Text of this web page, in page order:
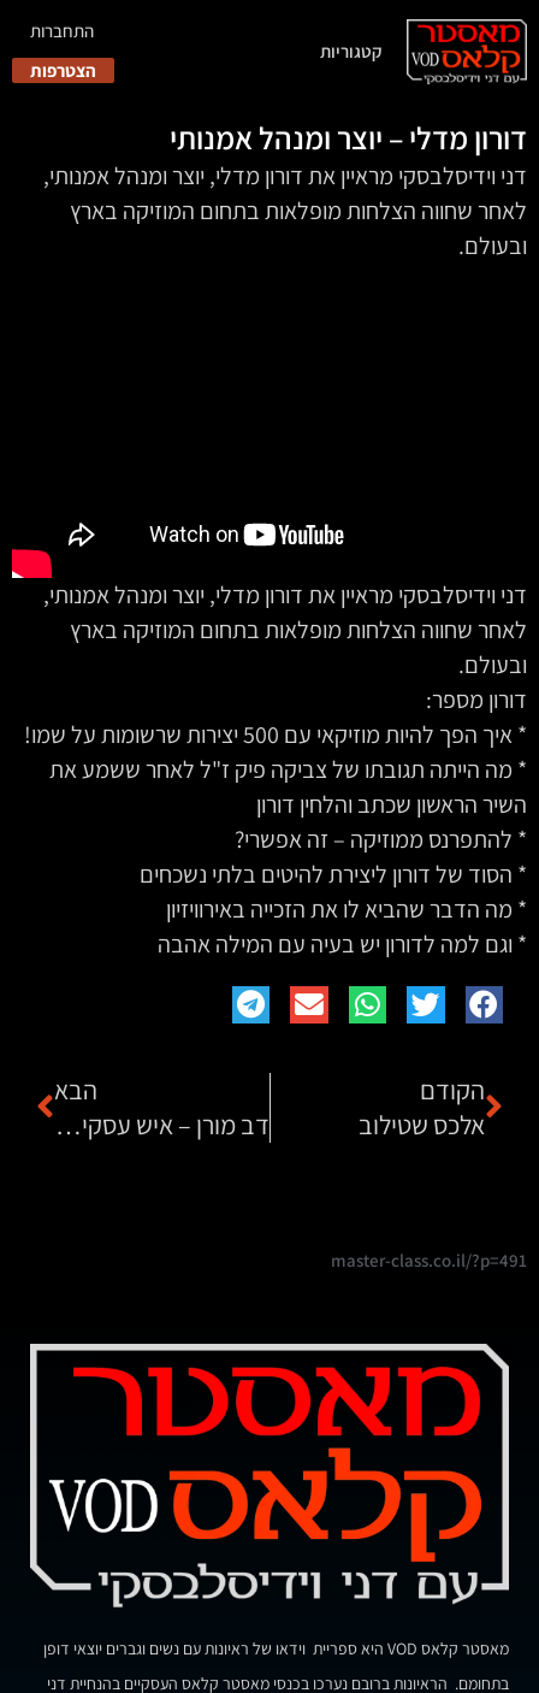
קטגוריות
התחברות
הצטרפות
דורון מדלי – יוצר ומנהל אמנותי
דני וידיסלבסקי מראיין את דורון מדלי, יוצר ומנהל אמנותי,
לאחר שחווה הצלחות מופלאות בתחום המוזיקה בארץ
ובעולם.
דני וידיסלבסקי מראיין את דורון מדלי, יוצר ומנהל אמנותי,
לאחר שחווה הצלחות מופלאות בתחום המוזיקה בארץ
ובעולם.
דורון מספר:
* איך הפך להיות מוזיקאי עם 500 יצירות שרשומות על שמו!
* מה הייתה תגובתו של צביקה פיק ז"ל לאחר ששמע את
השיר הראשון שכתב והלחין דורון
* להתפרנס ממוזיקה – זה אפשרי?
* הסוד של דורון ליצירת להיטים בלתי נשכחים
* מה הדבר שהביא לו את הזכייה באירוויזיון
* וגם למה לדורון יש בעיה עם המילה אהבה
הקודם
אלכס שטילוב
הבא
דב מורן – איש עסקים ויזם
master-class.co.il/?p=491
מאסטר קלאס VOD היא ספריית וידאו של ראיונות עם נשים וגברים יוצאי דופן
בתחומם. הראיונות ברובם נערכו בכנסי מאסטר קלאס העסקיים בהנחיית דני